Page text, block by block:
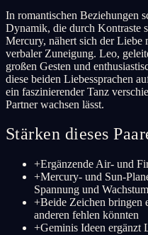
In romantischen Beziehungen
Dynamik, die durch Kontraste
Mercury, nähert sich der
verbaler Zuneigung. Leo,
großen Gesten und
diese beiden Liebessprachen
ein faszinierender Tanz
Partner wachsen lässt.
Stärken dieses
+Ergänzende Air- und
+Mercury- und Sun-
Spannung und Wachstum
+Beide Zeichen bringen
anderen fehlen könnten
+Geminis Ideen ergänzt